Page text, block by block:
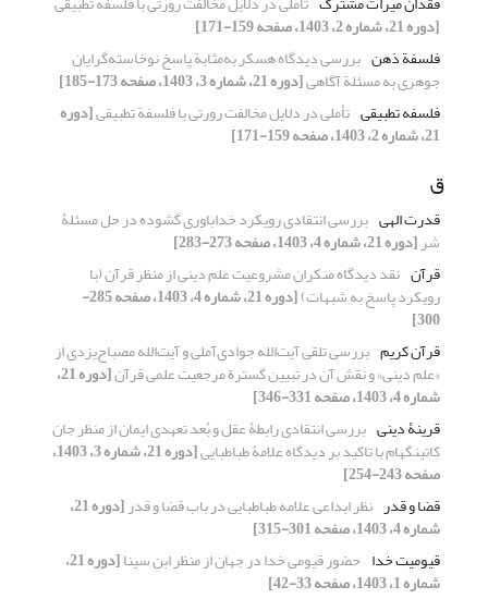
[دوره 21، شماره 2، 1403، صفحه 159-171]
فلسفة ذهن بررسی دیدگاه هسکر به‌مثابة پاسخ نوخاسته‌گرایان
جوهری به مسئلة آگاهی[دوره 21، شماره 3، 1403، صفحه 173-185]
فلسفه تطبیقی تأملی در دلایل مخالفت رورتی با فلسفة تطبیقی[دوره
21، شماره 2، 1403، صفحه 159-171]
ق
قدرت الهی بررسی انتقادی رویکرد خداباوری گشوده در حل مسئلۀ
شر[دوره 21، شماره 4، 1403، صفحه 273-283]
قرآن نقد دیدگاه منکران مشروعیت علم دینی از منظر قرآن (با
رویکرد پاسخ به شبهات) [دوره 21، شماره 4، 1403، صفحه 285-
300]
قرآن کریم بررسی تلقی آیت‌الله جوادی‌آملی و آیت‌الله مصباح‌یزدی از
«علم دینی» و نقش آن در تبیین گسترة مرجعیت علمی قرآن [دوره 21،
شماره 4، 1403، صفحه 331-346]
قرینۀ دینی بررسی انتقادی رابطۀ عقل و بُعد تعهدی ایمان از منظر جان
کاتینگهام با تاکید بر دیدگاه علامۀ طباطبایی [دوره 21، شماره 3، 1403،
صفحه 243-254]
قضا و قدر نظر ابداعی علامه طباطبایی در باب قضا و قدر [دوره 21،
شماره 4، 1403، صفحه 301-315]
قیومیت خدا حضور قیومی خدا در جهان از منظر ابن سینا [دوره 21،
شماره 1، 1403، صفحه 33-42]